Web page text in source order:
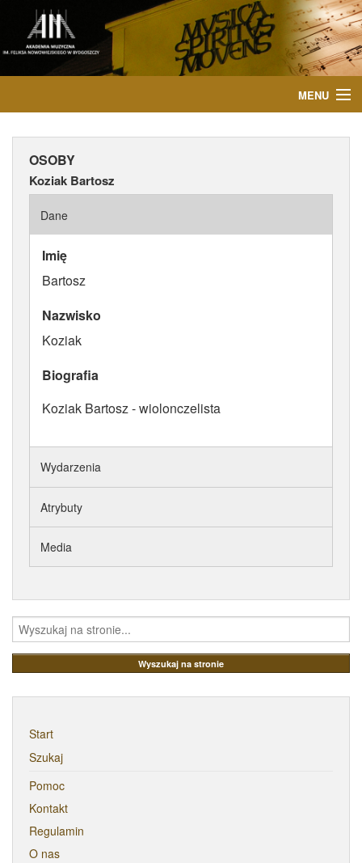
MENU
AKTUALNOŚCI
WYDARZENIA
PUBLIKACJE
OSOBY
Koziak Bartosz
Dane
Imię
Bartosz
Nazwisko
Koziak
Biografia
Koziak Bartosz - wiolonczelista
Wydarzenia
Atrybuty
Media
Start
Szukaj
Pomoc
Kontakt
Regulamin
O nas